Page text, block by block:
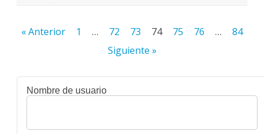
Paginación
« Anterior 1 … 72 73 74 75 76 …
84
Siguiente »
Nombre de usuario